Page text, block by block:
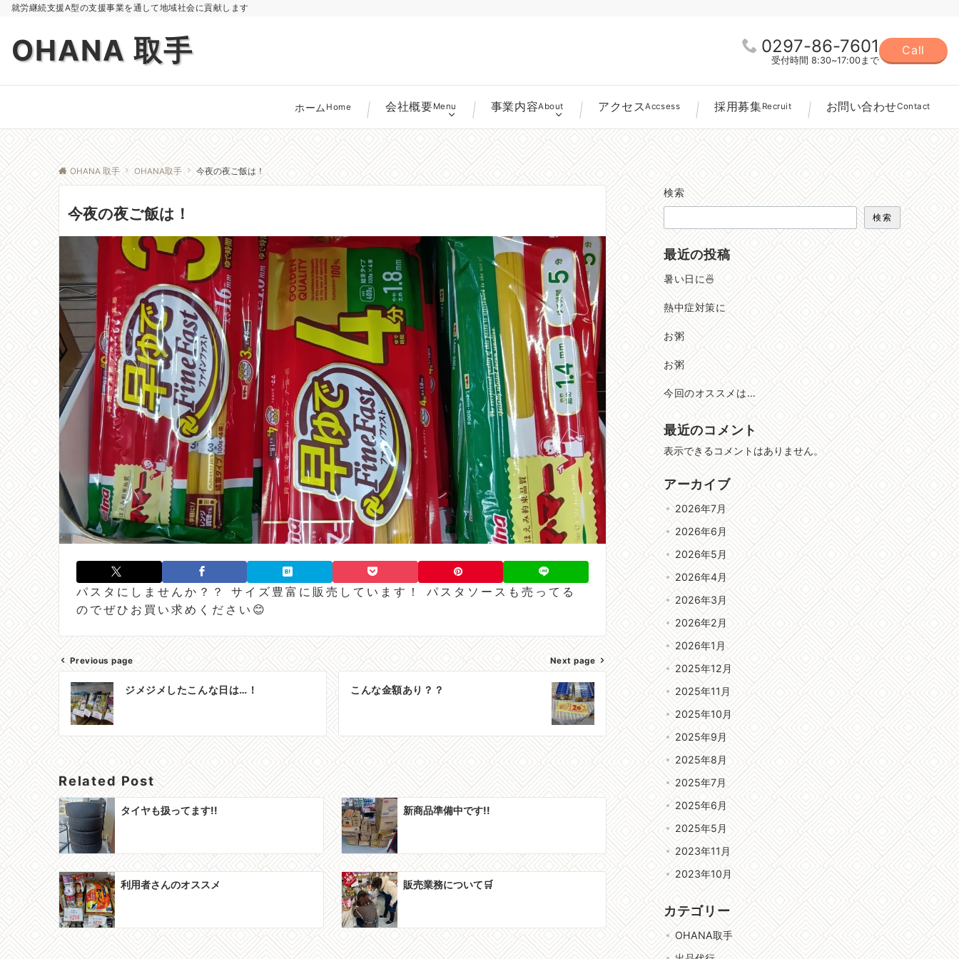
就労継続支援A型の支援事業を通して地域社会に貢献します
OHANA 取手 0297-86-7601
受付時間 8:30~17:00まで
Call
ホーム Home 会社概要Menu 事業内容About アクセスAccsess 採用募集Recruit お問い合わせContact
OHANA 取手 OHANA取手 今夜の夜ご飯は！
今夜の夜ご飯は！
パスタにしませんか？？ サイズ豊富に販売しています！ パスタソースも売ってる
のでぜひお買い求めください😊
投
稿
ナ
ゲ
ー
シ
ョ
ン
Previous page
ジメジメしたこんな日は…！
Next page
こんな金額あり？？
Related Post
タイヤも扱ってます!! 新商品準備中です!!
利用者さんのオススメ 販売業務について🛒
検索
検索
最近の投稿
暑い日に🍜
熱中症対策に
お粥
お粥
今回のオススメは…
最近のコメント
表示できるコメントはありません。
アーカイブ
2026年7月
2026年6月
2026年5月
2026年4月
2026年3月
2026年2月
2026年1月
2025年12月
2025年11月
2025年10月
2025年9月
2025年8月
2025年7月
2025年6月
2025年5月
2023年11月
2023年10月
カテゴリー
OHANA取手